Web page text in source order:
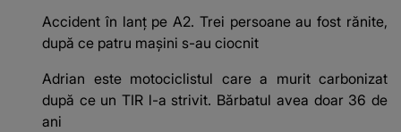
Accident în lanț pe A2. Trei persoane au fost rănite,
după ce patru mașini s-au ciocnit
Adrian este motociclistul care a murit carbonizat
după ce un TIR l-a strivit. Bărbatul avea doar 36 de
ani